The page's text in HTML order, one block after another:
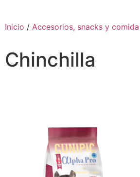
Inicio / Accesorios, snacks y
Chinchilla